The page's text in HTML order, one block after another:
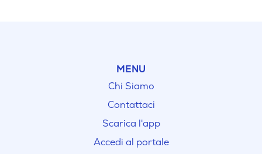
MENU
Chi Siamo
Contattaci
Scarica l'app
Accedi al portale